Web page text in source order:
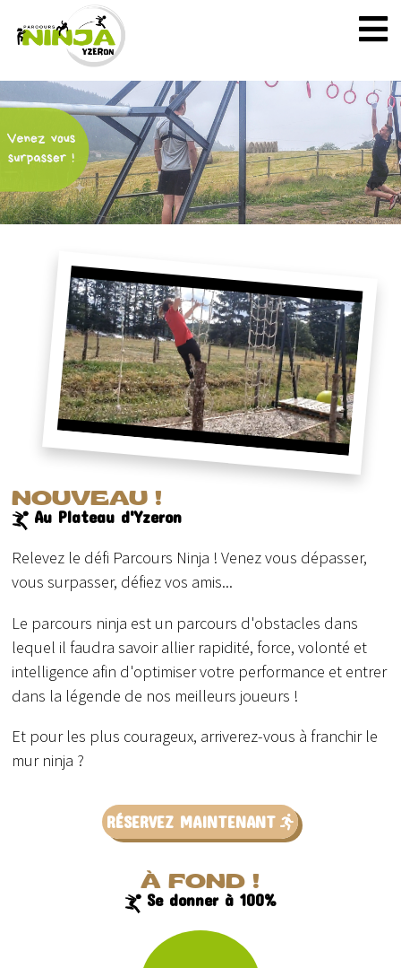
NOUVEAU !
Au Plateau d'Yzeron
Relevez le défi Parcours Ninja ! Venez vous dépasser,
vous surpasser, défiez vos amis...
Le parcours ninja est un parcours d'obstacles dans
lequel il faudra savoir allier rapidité, force, volonté et
intelligence afin d'optimiser votre performance et entrer
dans la légende de nos meilleurs joueurs !
Et pour les plus courageux, arriverez-vous à franchir le
mur ninja ?
RÉSERVEZ MAINTENANT
À FOND !
Se donner à 100%